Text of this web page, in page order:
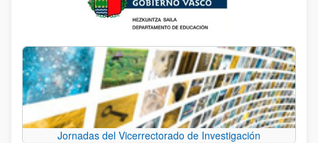
Jornadas del Vicerrectorado de Investigación